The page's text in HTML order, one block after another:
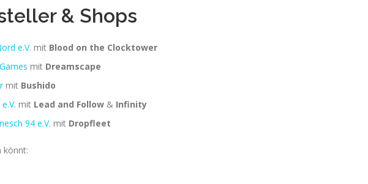
& Shops
e.V. mit Blood on the Clocktower
mit Dreamscape
mit Bushido
mit Lead and Follow & Infinity
94 e.V. mit Dropfleet
könnt: